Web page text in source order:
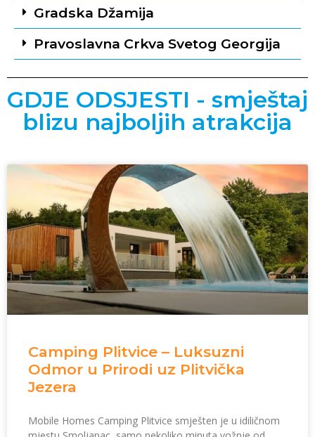
Gradska Džamija
Pravoslavna Crkva Svetog Georgija
GDJE ODSJESTI - smještaj
blizu najboljih atrakcija
Camping Plitvice – Luksuzni
Odmor u Prirodi uz Plitvička
Jezera
Mobile Homes Camping Plitvice smješten je u idiličnom